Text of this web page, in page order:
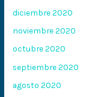
diciembre 2020
noviembre 2020
octubre 2020
septiembre 2020
agosto 2020